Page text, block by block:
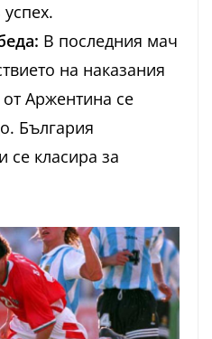
В последния мач
на наказания
Аржентина се
България
се класира за